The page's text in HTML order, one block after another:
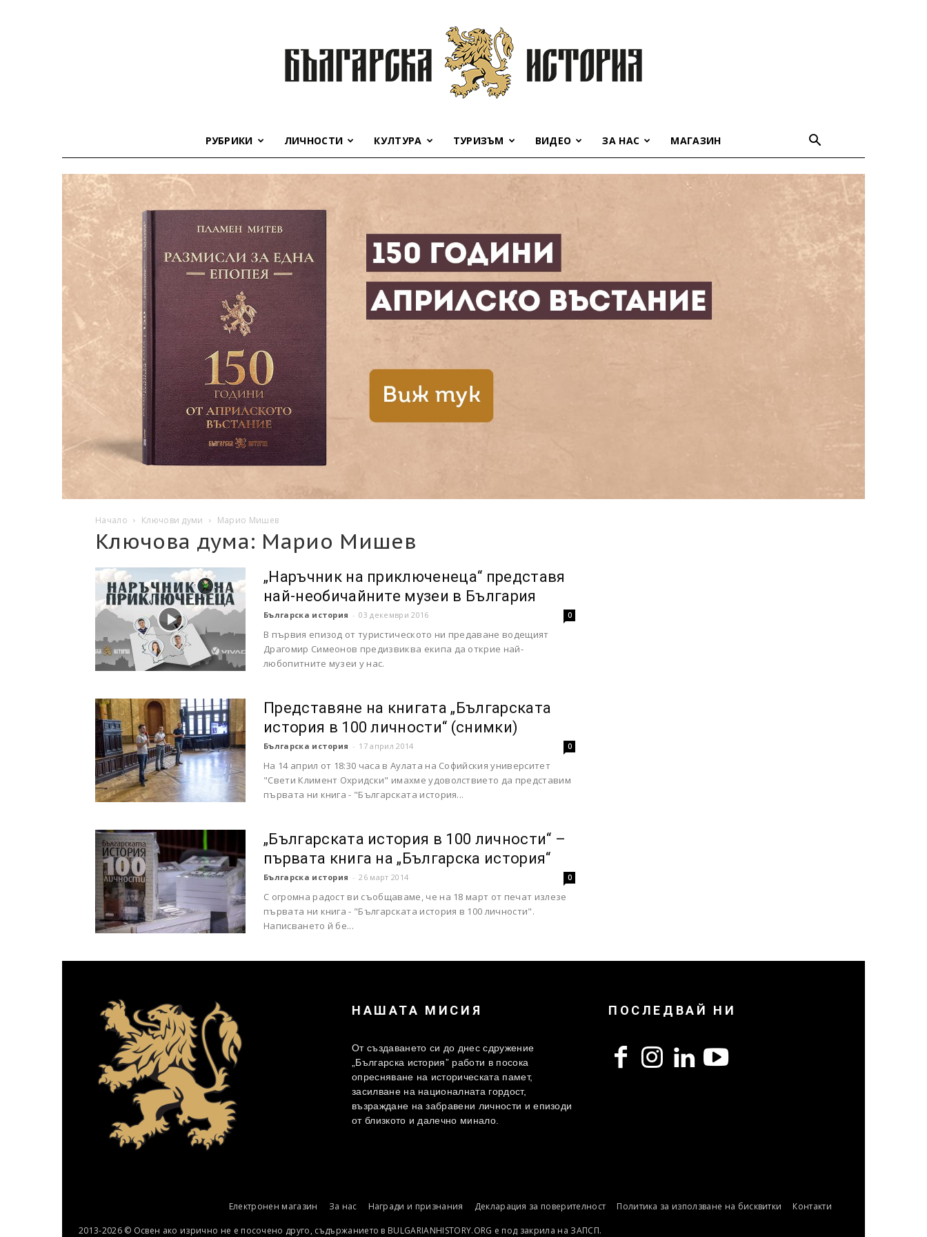
история
РУБРИКИ ЛИЧНОСТИ КУЛТУРА ТУРИЗЪМ ВИДЕО ЗА НАС МАГАЗИН
Начало Ключови думи Марио Мишев
Ключова дума: Марио Мишев
„Наръчник на приключенеца“ представя
най-необичайните музеи в България
Българска история - 03 декември 2016 0
В първия епизод от туристическото ни предаване водещият
Драгомир Симеонов предизвиква екипа да открие най-
любопитните музеи у нас.
Представяне на книгата „Българската
история в 100 личности“ (снимки)
Българска история - 17 април 2014 0
На 14 април от 18:30 часа в Аулата на Софийския университет
"Свети Климент Охридски" имахме удоволствието да представим
първата ни книга - "Българската история...
„Българската история в 100 личности“ –
първата книга на „Българска история“
Българска история - 26 март 2014 0
С огромна радост ви съобщаваме, че на 18 март от печат излезе
първата ни книга - "Българската история в 100 личности".
Написването й бе...
НАШАТА МИСИЯ
От създаването си до днес сдружение
„Българска история” работи в посока
опресняване на историческата памет,
засилване на националната гордост,
възраждане на забравени личности и епизоди
от близкото и далечно минало.
ПОСЛЕДВАЙ НИ
Електронен магазин За нас Награди и признания Декларация за поверителност Политика за използване на бисквитки Контакти
2013-2026 © Освен ако изрично не е посочено друго, съдържанието в BULGARIANHISTORY.ORG е под закрила на ЗАПСП.